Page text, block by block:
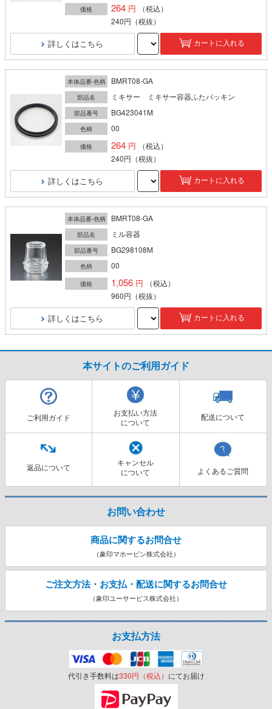
価格 264
（税込）
240円 （税抜）
詳しくはこちら カートに入れる
本体品番-色柄 BMRT08-GA
部品名 ミキサー ミキサー容器ふたパッキン
部品番号 BG423041M
色柄 00
価格 264
（税込）
240円 （税抜）
詳しくはこちら カートに入れる
本体品番-色柄 BMRT08-GA
部品名 ミル容器
部品番号 BG298108M
色柄 00
価格 1,056
（税込）
960円 （税抜）
詳しくはこちら カートに入れる
本サイトのご利用ガイド
ご利用ガイド
お支払い方法
について
配送について
返品について
キャンセル
について
よくあるご質問
お問い合わせ
商品に関するお問合せ
（象印マホービン株式会社）
ご注文方法・お支払・配送に関するお問合せ
（象印ユーサービス株式会社）
お支払方法
代引き手数料は330円（税込） にてお届け